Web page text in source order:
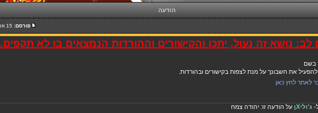
הודעה
פורסם:
לב: נושא זה נעול, יתכן והקישורים וההורדות הנמצאים בו לא תקפים.
בשם
את חשבונך על מנת לצפות בקישורים ובהורדות.
לאתר לחץ כאן
ג'וליXן על הודעה זו: יהודה צמח